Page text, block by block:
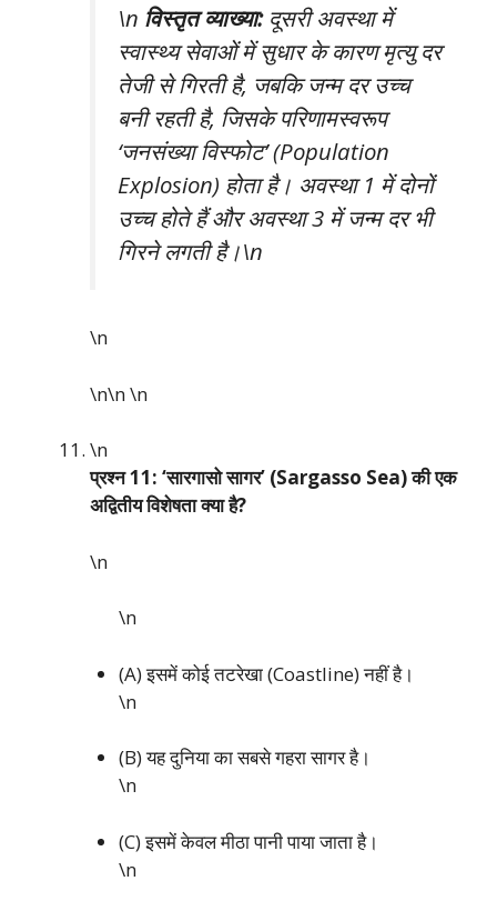
\n विस्तृत व्याख्या:दूसरी अवस्था में
स्वास्थ्य सेवाओं में सुधार के कारण मृत्यु दर
तेजी से गिरती है, जबकि जन्म दर उच्च
बनी रहती है, जिसके परिणामस्वरूप
‘जनसंख्या विस्फोट’ (Population
Explosion) होता है। अवस्था 1 में दोनों
उच्च होते हैं और अवस्था 3 में जन्म दर भी
गिरने लगती है।\n
\n
\n\n\n
\n
प्रश्न 11: ‘सारगासो सागर’ (Sargasso Sea) की एक
अद्वितीय विशेषता क्या है?
\n
\n
(A) इसमें कोई तटरेखा (Coastline) नहीं है।
\n
(B) यह दुनिया का सबसे गहरा सागर है।
\n
(C) इसमें केवल मीठा पानी पाया जाता है।
\n